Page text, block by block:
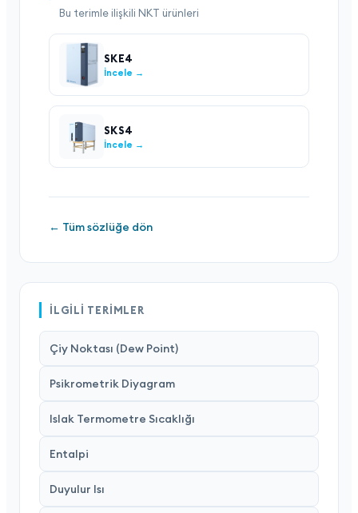
Bu terimle ilişkili NKT ürünleri
SKE4
İncele →
SKS4
İncele →
← Tüm sözlüğe dön
İLGILI TERIMLER
Çiy Noktası (Dew Point)
Psikrometrik Diyagram
Islak Termometre Sıcaklığı
Entalpi
Duyulur Isı